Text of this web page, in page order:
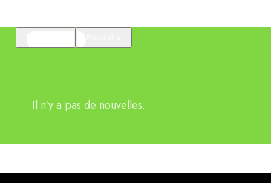
Il n'y a pas de nouvelles.